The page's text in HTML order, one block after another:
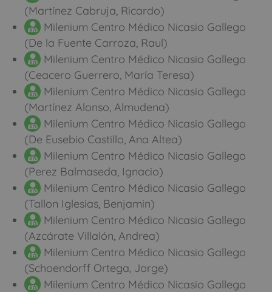
(Martínez Cabruja, Ricardo)
Milenium Centro Médico Nicasio Gallego
(De la Fuente Carroza, Raul)
Milenium Centro Médico Nicasio Gallego
(Ceacero Guerrero, María Teresa)
Milenium Centro Médico Nicasio Gallego
(Martínez Alonso, Almudena)
Milenium Centro Médico Nicasio Gallego
(De Eusebio Castillo, Ana Altea)
Milenium Centro Médico Nicasio Gallego
(Perez Balmaseda, Ignacio)
Milenium Centro Médico Nicasio Gallego
(Tallon Iglesias, Benjamin)
Milenium Centro Médico Nicasio Gallego
(Azcárate Villalón, Andrea)
Milenium Centro Médico Nicasio Gallego
(Schoendorff Ortega, Jorge)
Milenium Centro Médico Nicasio Gallego